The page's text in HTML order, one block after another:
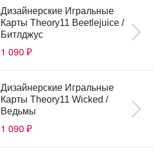
Дизайнерские Игральные
Карты Theory11 Beetlejuice /
Битлджус
1 090 ₽
Дизайнерские Игральные
Карты Theory11 Wicked /
Ведьмы
1 090 ₽